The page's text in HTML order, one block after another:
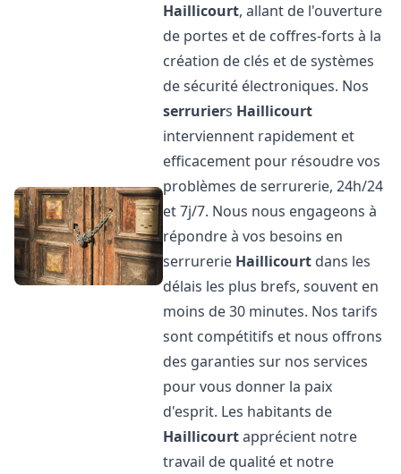
Haillicourt, allant de l'ouverture
de portes et de coffres-forts à la
création de clés et de systèmes
de sécurité électroniques. Nos
serruriers Haillicourt
interviennent rapidement et
efficacement pour résoudre vos
problèmes de serrurerie, 24h/24
et 7j/7. Nous nous engageons à
répondre à vos besoins en
serrurerie Haillicourt dans les
délais les plus brefs, souvent en
moins de 30 minutes. Nos tarifs
sont compétitifs et nous offrons
des garanties sur nos services
pour vous donner la paix
d'esprit. Les habitants de
Haillicourtapprécient notre
travail de qualité et notre